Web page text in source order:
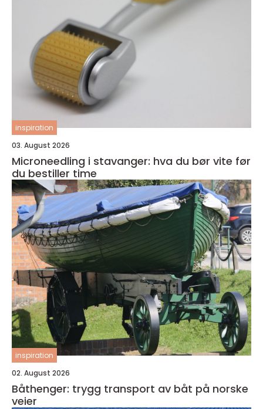
inspiration
03. August 2026
Microneedling i stavanger: hva du bør vite før
du bestiller time
inspiration
02. August 2026
Båthenger: trygg transport av båt på norske
veier